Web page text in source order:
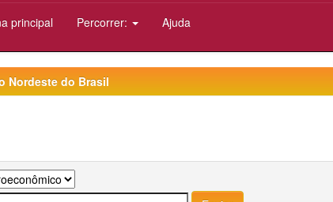
principal Percorrer: Ajuda
Nordeste do Brasil